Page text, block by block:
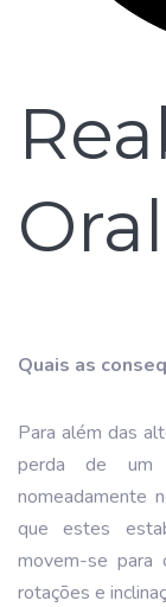
Quais as
Para além das
perda de um
nomeadamente
que estes
movem-se para
rotações e